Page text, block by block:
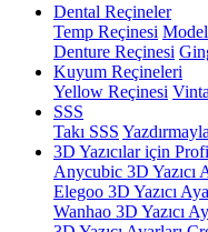
Dental Reçineler
Temp Reçinesi
Denture Reçinesi
Kuyum Reçineleri
Yellow Reçinesi
SSS
Takı SSS
3D Yazıcılar için
Anycubic 3D Yazıcı
Elegoo 3D Yazıcı
Wanhao 3D Yazıcı